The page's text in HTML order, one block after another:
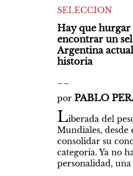
SELECCION
Hay que hurgar
encontrar un
Argentina
historia
por PABLO
Liberada del
Mundiales, desde
consolidar su
categoría. Ya no
personalidad,